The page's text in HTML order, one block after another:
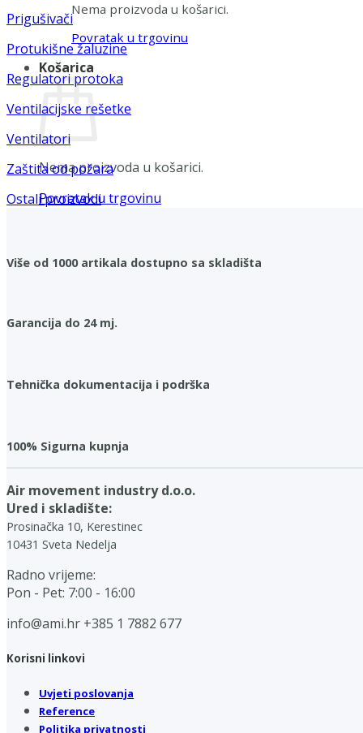
Nema proizvoda u košarici.
Povratak u trgovinu
Košarica
Nema proizvoda u košarici.
Povratak u trgovinu
Prigušivači
Protukišne žaluzine
Regulatori protoka
Ventilacijske rešetke
Ventilatori
Zaštita od požara
Ostali proizvodi
Više od 1000 artikala dostupno sa skladišta
Garancija do 24 mj.
Tehnička dokumentacija i podrška
100% Sigurna kupnja
Air movement industry d.o.o.
Ured i skladište:
Prosinačka 10, Kerestinec
10431 Sveta Nedelja
Radno vrijeme:
Pon - Pet: 7:00 - 16:00
info@ami.hr +385 1 7882 677
Korisni linkovi
Uvjeti poslovanja
Reference
Politika privatnosti